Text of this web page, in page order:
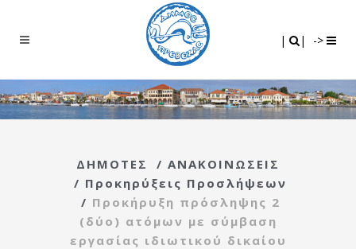
| | ->
ΔΗΜΟΤΕΣ / ΑΝΑΚΟΙΝΩΣΕΙΣ
/ Προκηρύξεις Προσλήψεων
/ Προκήρυξη πρόσληψης 2
(δύο) ατόμων με σύμβαση
εργασίας ιδιωτικού δικαίου